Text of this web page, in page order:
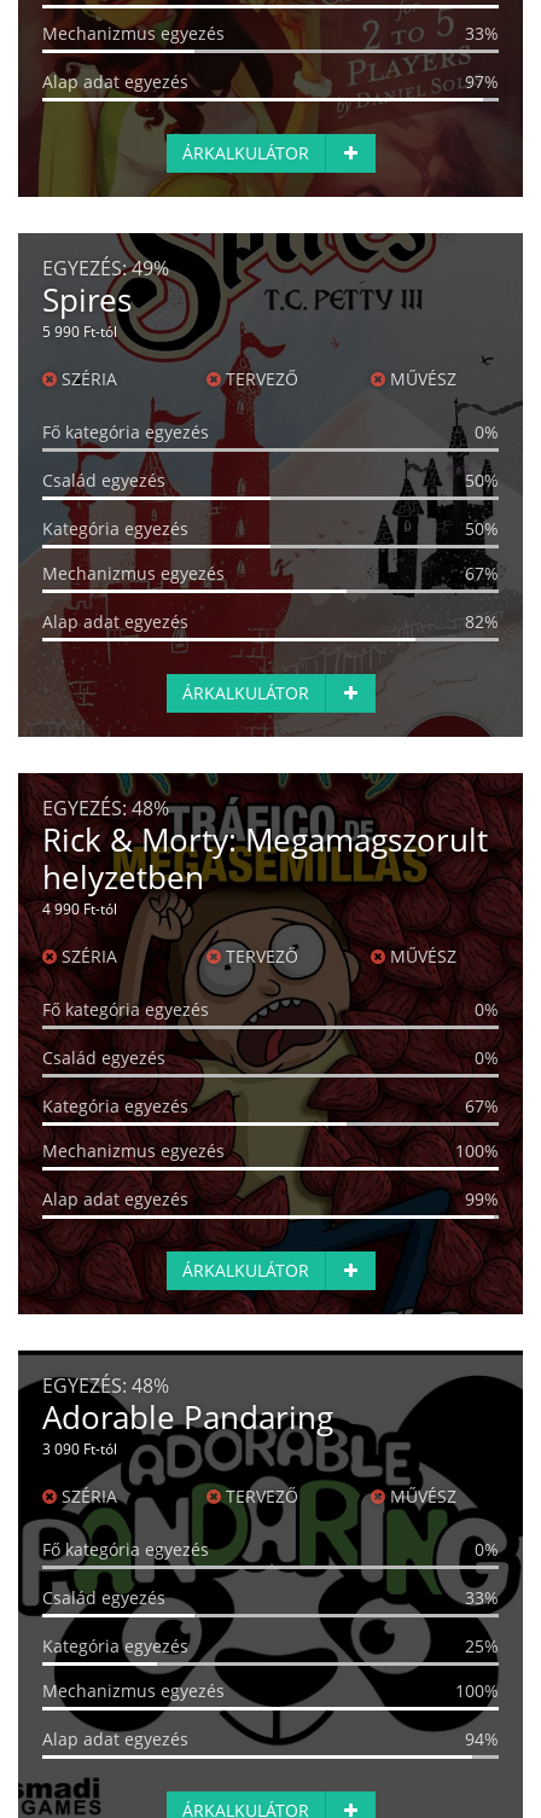
Mechanizmus egyezés 33%
Alap adat egyezés 97%
ÁRKALKULÁTOR
EGYEZÉS:49%
Spires
5 990 Ft-tól
SZÉRIA TERVEZŐ MŰVÉSZ
Fő kategória egyezés 0%
Család egyezés 50%
Kategória egyezés
50%
Mechanizmus egyezés
67%
Alap adat egyezés 82%
ÁRKALKULÁTOR
EGYEZÉS:48%
Rick & Morty: Megamagszorult
helyzetben
4 990 Ft-tól
SZÉRIA TERVEZŐ MŰVÉSZ
Fő kategória egyezés 0%
Család egyezés 0%
Kategória egyezés
67%
Mechanizmus egyezés
100%
Alap adat egyezés 99%
ÁRKALKULÁTOR
EGYEZÉS: 48%
Adorable Pandaring
3 090 Ft-tól
SZÉRIA TERVEZŐ MŰVÉSZ
Fő kategória egyezés 0%
Család egyezés 33%
Kategória egyezés
25%
Mechanizmus egyezés
100%
Alap adat egyezés 94%
ÁRKALKULÁTOR